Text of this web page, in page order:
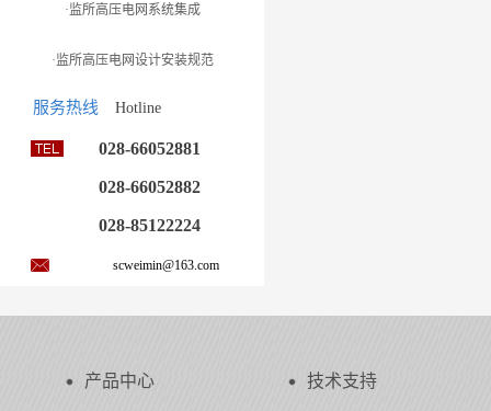
·监所高压电网系统集成
·监所高压电网设计安装规范
服务热线 Hotline
028-66052881
028-66052882
028-85122224
scweimin@163.com
产品中心 技术支持